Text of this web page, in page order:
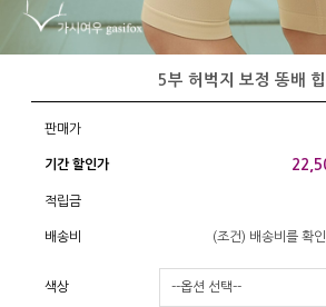
5부 허벅지 보정 똥배
판매가
기간 할인가
적립금
배송비 (조건) 배송비를 확
색상